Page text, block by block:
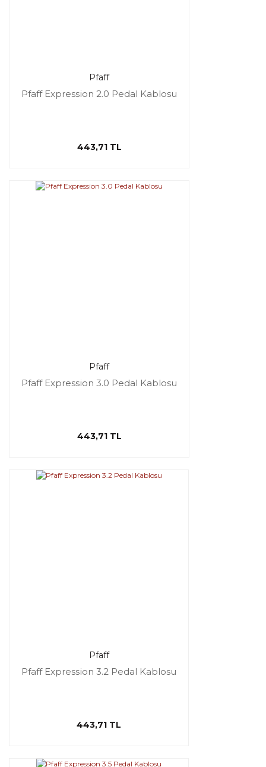
Pfaff
Pfaff Expression 2.0 Pedal Kablosu
443,71 TL
Pfaff
Pfaff Expression 3.0 Pedal Kablosu
443,71 TL
Pfaff
Pfaff Expression 3.2 Pedal Kablosu
443,71 TL